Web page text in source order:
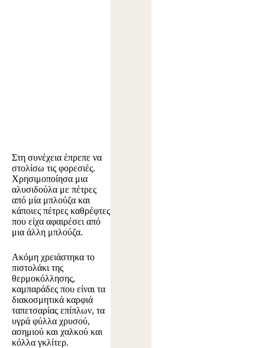
Στη συνέχεια έπρεπε να
στολίσω τις φορεσιές.
Χρησιμοποίησα μια
αλυσιδούλα με πέτρες
από μία μπλούζα και
κάποιες πέτρες καθρέφτες
που είχα αφαιρέσει από
μια άλλη μπλούζα.
Ακόμη χρειάστηκα το
πιστολάκι της
θερμοκόλλησης,
καμπαράδες που είναι τα
διακοσμητικά καρφιά
ταπετσαρίας επίπλων, τα
υγρά φύλλα χρυσού,
ασημιού και χαλκού και
κόλλα γκλίτερ.